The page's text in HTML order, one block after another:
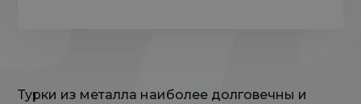
Турки из металла наиболее долговечны и